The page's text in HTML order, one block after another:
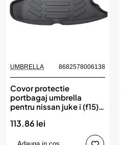
UMBRELLA 8682578006138
Covor protectie
portbagaj umbrella
pentru nissan juke i (f15)
113.86 lei